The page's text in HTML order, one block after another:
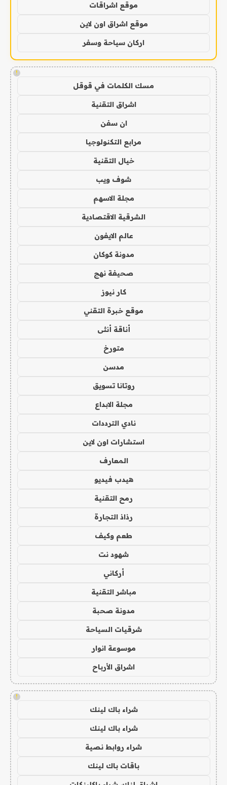
موقع اشراقات
موقع اشراق اون لاين
اركان سياحة وسفر
!
مسك الكلمات في قوقل
اشراق التقنية
ان سفن
مرابع التكنولوجيا
خيال التقنية
شوف ويب
مجلة الاسهم
الشرقية الاقتصادية
عالم الايفون
مدونة كوكان
صحيفة نهج
كار نيوز
موقع خبرة التقني
أناقة أنثى
متورخ
مدسن
روتانا تسويق
مجلة الابداع
نادي الترددات
استشارات اون لاين
المعارف
هيدب فيديو
رمح التقنية
رذاذ التجارة
طعم وكيف
شهود نت
أركاني
مباشر التقنية
مدونة صحبة
شرقيات السياحة
موسوعة انوار
اشراق الأرباح
!
شراء باك لينك
شراء باك لينك
شراء روابط نصية
باقات باك لينك